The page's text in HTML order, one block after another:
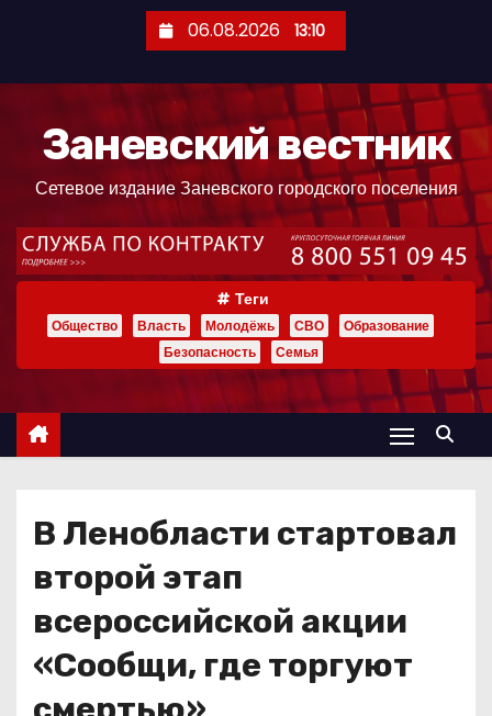
ж
06.08.2026 13:10
Заневский вестник
Сетевое издание Заневского городского поселения
Теги
Общество Власть Молодёжь СВО
Образование
Безопасность
Семья
В Ленобласти стартовал
второй этап
всероссийской акции
«Сообщи, где торгуют